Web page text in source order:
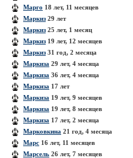
Марго 18 лет, 11 месяцев
Маркиз29 лет
Маркиз25 лет, 1 месяц
Маркиз19 лет, 12 месяцев
Маркиз31 год, 2 месяца
Маркиза 29 лет, 4 месяца
Маркиза 36 лет, 4 месяца
Маркиза 17 лет
Маркиза 19 лет, 9 месяцев
Маркиза 19 лет, 8 месяцев
Маркиза 17 лет, 2 месяца
Марковкина 21 год, 4 месяца
Марс 16 лет, 11 месяцев
Марсель 26 лет, 7 месяцев